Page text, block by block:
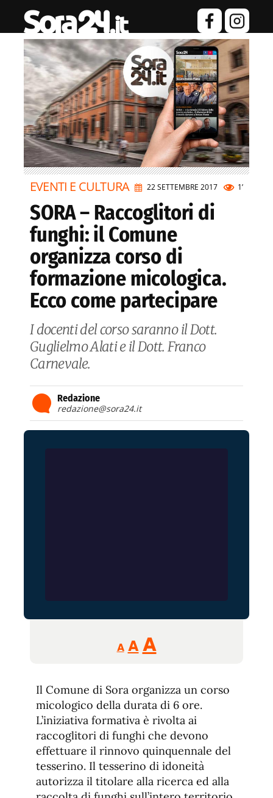
22 SETTEMBRE 2017 1’
EVENTI E CULTURA
SORA – Raccoglitori di
funghi: il Comune
organizza corso di
formazione micologica.
Ecco come partecipare
I docenti del corso saranno il Dott.
Guglielmo Alati e il Dott. Franco
Carnevale.
Redazione
redazione@sora24.it
A
Reducir
tamaño
A Restablecer
fuente
AAumentar
de
fuente.
Il Comune di Sora organizza un corso
micologico della durata di 6 ore.
L’iniziativa formativa è rivolta ai
raccoglitori di funghi che devono
effettuare il rinnovo quinquennale del
tesserino. Il tesserino di idoneità
autorizza il titolare alla ricerca ed alla